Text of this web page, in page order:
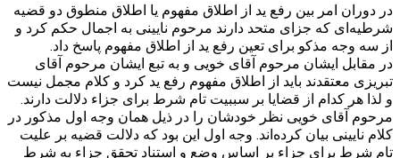
در دوران امر بین رفع ید از اطلاق مفهوم یا اطلاق منطوق دو قضیه
شرطیه‌ای که جزای متحد دارند مرحوم نایینی به اجمال حکم کرد و
از سه وجه مذکو برای تعین رفع ید از اطلاق مفهوم پاسخ داد.
در مقابل ایشان مرحوم آقای خویی و به تبع ایشان مرحوم آقای
تبریزی معتقدند باید از اطلاق مفهوم رفع ید کرد و کلام مجمل نیست
و لذا هر کدام از قضایا بر سببیت تام شرط برای جزاء دلالت دارند.
مرحوم آقای خویی نظر خودشان را در ذیل همان وجه اول مذکور در
کلام نایینی بیان کرده‌اند. وجه اول این بود که دلالت قضیه بر علیت
تام شرط برای جزاء بر اساس وضع و استناد تحقق جزاء به شرط